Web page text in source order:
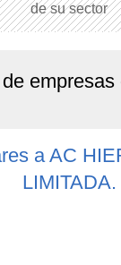
de su sector
a AC
LIMITADA.